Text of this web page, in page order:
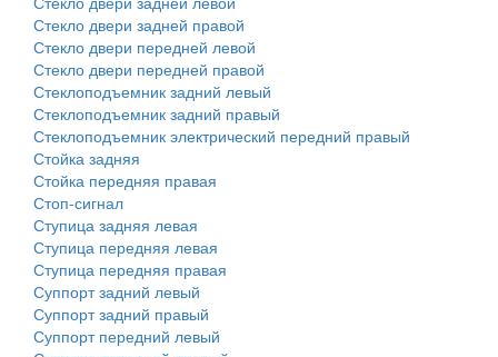
Стекло двери задней правой
Стекло двери передней левой
Стекло двери передней правой
Стеклоподъемник задний левый
Стеклоподъемник задний правый
Стеклоподъемник электрический передний правый
Стойка задняя
Стойка передняя правая
Стоп-сигнал
Ступица задняя левая
Ступица передняя левая
Ступица передняя правая
Суппорт задний левый
Суппорт задний правый
Суппорт передний левый